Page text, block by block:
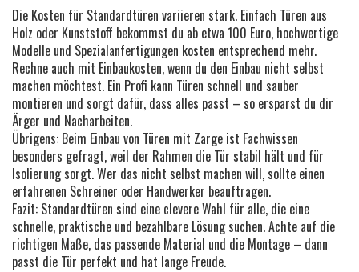
Die Kosten für Standardtüren variieren stark. Einfach Türen aus
Holz oder Kunststoff bekommst du ab etwa 100 Euro, hochwertige
Modelle und Spezialanfertigungen kosten entsprechend mehr.
Rechne auch mit Einbaukosten, wenn du den Einbau nicht selbst
machen möchtest. Ein Profi kann Türen schnell und sauber
montieren und sorgt dafür, dass alles passt – so ersparst du dir
Ärger und Nacharbeiten.
Übrigens: Beim Einbau von Türen mit Zarge ist Fachwissen
besonders gefragt, weil der Rahmen die Tür stabil hält und für
Isolierung sorgt. Wer das nicht selbst machen will, sollte einen
erfahrenen Schreiner oder Handwerker beauftragen.
Fazit: Standardtüren sind eine clevere Wahl für alle, die eine
schnelle, praktische und bezahlbare Lösung suchen. Achte auf die
richtigen Maße, das passende Material und die Montage – dann
passt die Tür perfekt und hat lange Freude.